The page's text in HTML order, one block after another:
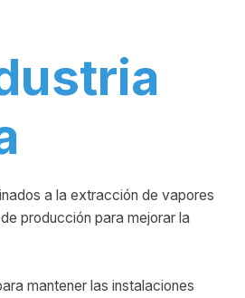
a la extracción de vapores
producción para mejorar la
mantener las instalaciones